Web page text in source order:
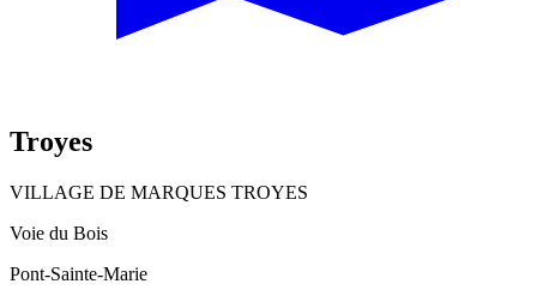
Troyes
VILLAGE DE MARQUES TROYES
Voie du Bois
Pont-Sainte-Marie